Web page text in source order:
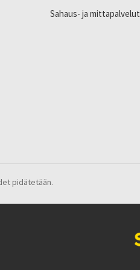
Sahaus- ja mittapalvelut
pidätetään.